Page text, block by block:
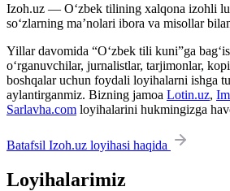
Izoh.uz — O‘zbek tilining xalqona izohli
so‘zlarning ma’nolari ibora va misollar
Yillar davomida “O‘zbek tili kuni”ga
o‘rganuvchilar, jurnalistlar, tarjimonlar,
boshqalar uchun foydali loyihalarni ishga
aylantirganmiz. Bizning jamoa Lotin.uz,
Sarlavha.com loyihalarini hukmingizga
Batafsil Izoh.uz loyihasi haqida
Loyihalarimiz